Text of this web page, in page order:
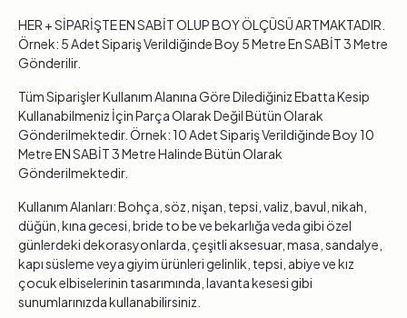
HER + SİPARİŞTE EN SABİT OLUP BOY ÖLÇÜSÜ ARTMAKTADIR.
Örnek: 5 Adet Sipariş Verildiğinde Boy 5 Metre En SABİT 3 Metre
Gönderilir.
Tüm Siparişler Kullanım Alanına Göre Dilediğiniz Ebatta Kesip
Kullanabilmeniz İçin Parça Olarak Değil Bütün Olarak
Gönderilmektedir. Örnek: 10 Adet Sipariş Verildiğinde Boy 10
Metre EN SABİT 3 Metre Halinde Bütün Olarak
Gönderilmektedir.
Kullanım Alanları: Bohça, söz, nişan, tepsi, valiz, bavul, nikah,
düğün, kına gecesi, bride to be ve bekarlığa veda gibi özel
günlerdeki dekorasyonlarda, çeşitli aksesuar, masa, sandalye,
kapı süsleme veya giyim ürünleri gelinlik, tepsi, abiye ve kız
çocuk elbiselerinin tasarımında, lavanta kesesi gibi
sunumlarınızda kullanabilirsiniz.